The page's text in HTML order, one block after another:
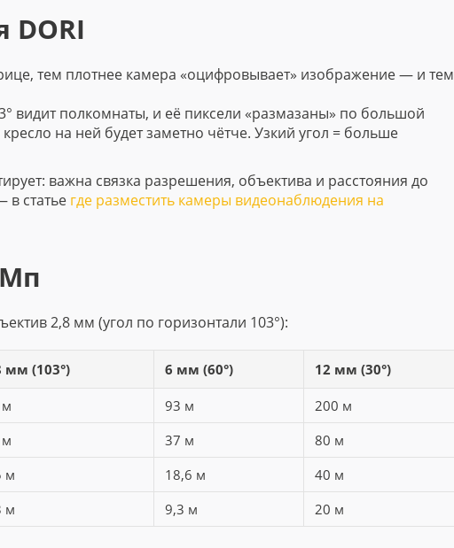
DORI
тем плотнее камера «оцифровывает» изображение — и тем
видит полкомнаты, и её пиксели «размазаны» по большой
на ней будет заметно чётче. Узкий угол = больше
важна связка разрешения, объектива и расстояния до
в статье где разместить камеры видеонаблюдения на
2,8 мм (угол по горизонтали 103°):
мм (103°) 6 мм (60°) 12 мм (30°)
93 м
200 м
37 м
80 м
м 18,6 м
40 м
м 9,3 м 20 м